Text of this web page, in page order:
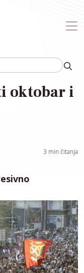
oktobar i
3 min čitanja